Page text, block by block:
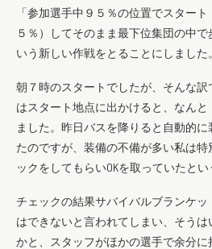
「参加選手中９５％の位置でスター
５％）してそのまま最下位集団の中
いう新しい作戦をとることにしました。
朝７時のスタートでしたが、そんな
はスタート地点に出かけると、なん
ました。昨日バスを降りると自動的
たのですが、装備の不備が多い私は
ックをしてもらいOKを取っていたとい
チェックの結果サバイバルブランケッ
はできないと言われてしまい、そう
かと、スタッフがほかの選手で余分